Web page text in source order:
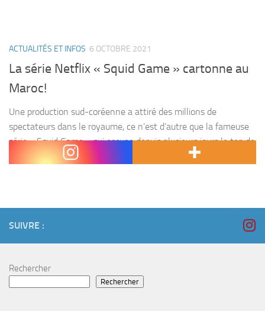
ACTUALITÉS ET INFOS 6 OCTOBRE 2021
La série Netflix « Squid Game » cartonne au
Maroc!
Une production sud-coréenne a attiré des millions de
spectateurs dans le royaume, ce n’est d’autre que la fameuse
série « Squid Game » qui occupe depuis plusieurs jours le top de
la tendance sur Netflix. Derrière...
SUIVRE :
Rechercher
Rechercher